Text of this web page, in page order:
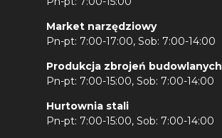
Market narzędziowy
Pn-pt: 7:00-17:00, Sob: 7:00-14:00
Produkcja zbrojeń budowlanych
Pn-pt: 7:00-15:00, Sob: 7:00-14:00
Hurtownia stali
Pn-pt: 7:00-15:00, Sob: 7:00-14:00